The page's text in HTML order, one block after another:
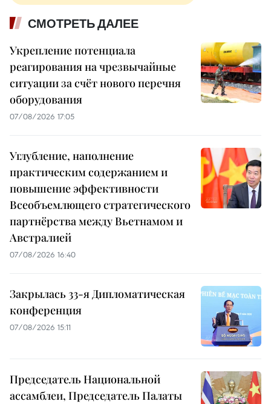
СМОТРЕТЬ ДАЛЕЕ
Укрепление потенциала
реагирования на чрезвычайные
ситуации за счёт нового перечня
оборудования
07/08/2026 17:05
Углубление, наполнение
практическим содержанием и
повышение эффективности
Всеобъемлющего стратегического
партнёрства между Вьетнамом и
Австралией
07/08/2026 16:40
Закрылась 33-я Дипломатическая
конференция
07/08/2026 15:11
Председатель Национальной
ассамблеи, Председатель Палаты